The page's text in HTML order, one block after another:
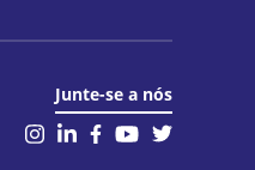
Junte-se a nós